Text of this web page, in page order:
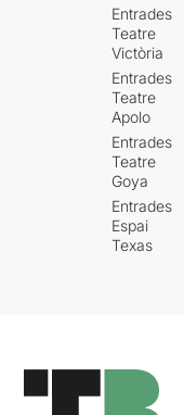
Entrades
Teatre
Victòria
Entrades
Teatre
Apolo
Entrades
Teatre
Goya
Entrades
Espai
Texas